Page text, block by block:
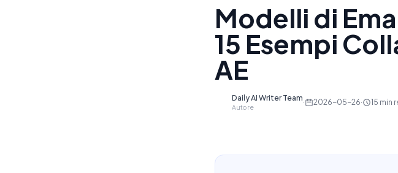
Modelli di
15 Esempi
AE
Daily AI Writer Team
Autore
· 2026-05-26· 15 min